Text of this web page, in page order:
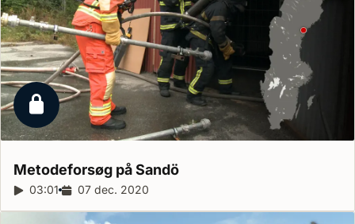
Låst reportage
Metodeforsøg påSandö
Reportagelængde:
03:01 Udgivelsesdato:
07 dec. 2020